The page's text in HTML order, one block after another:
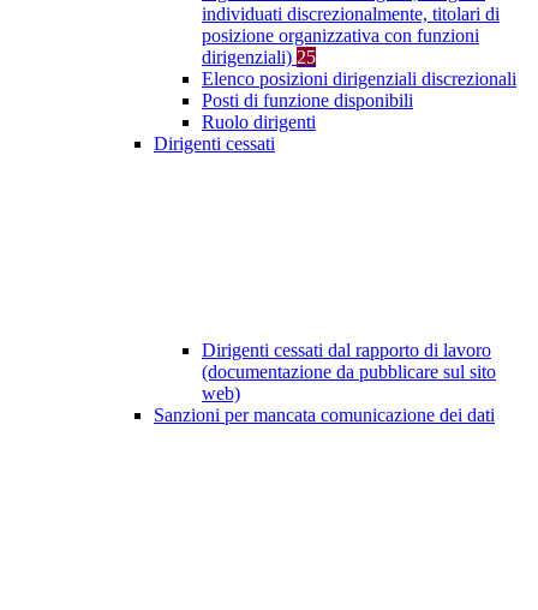
individuati discrezionalmente, titolari di
posizione organizzativa con funzioni
dirigenziali) 25
Elenco posizioni dirigenziali discrezionali
Posti di funzione disponibili
Ruolo dirigenti
Dirigenti cessati
Dirigenti cessati dal rapporto di lavoro
(documentazione da pubblicare sul sito
web)
Sanzioni per mancata comunicazione dei dati